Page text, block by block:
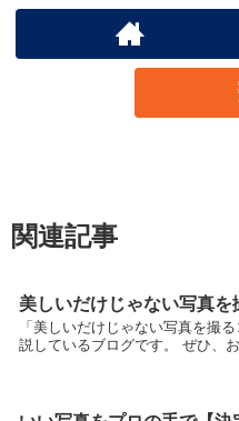
関連記事
美しいだけじゃない写真を
「美しいだけじゃない写真を撮
説しているブログです。 ぜひ、